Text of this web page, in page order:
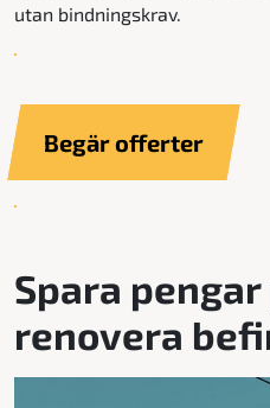
utan bindningskrav.
Begär offerter
Spara
renovera